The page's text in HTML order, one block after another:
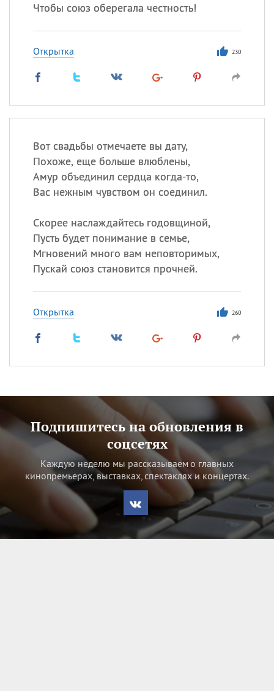
Чтобы союз оберегала честность!
Открытка 230
Вот свадьбы отмечаете вы дату,
Похоже, еще больше влюблены,
Амур объединил сердца когда-то,
Вас нежным чувством он соединил.
Скорее наслаждайтесь годовщиной,
Пусть будет понимание в семье,
Мгновений много вам неповторимых,
Пускай союз становится прочней.
Открытка 260
Подпишитесь на обновления в
соцсетях
Каждую неделю мы рассказываем о главных
кинопремьерах, выставках, спектаклях и концертах.